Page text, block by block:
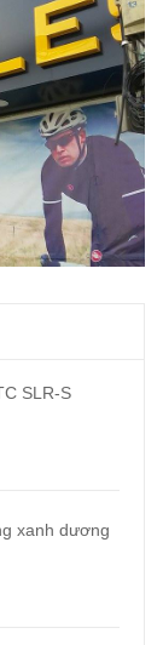
SLR-S
xanh dương